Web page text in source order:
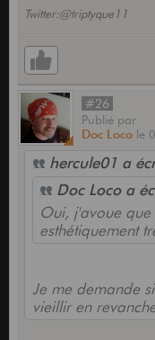
Twitter:@triptyque11
#26
Publié par
Doc Loco le
hercule01 a
Doc Loco a
Oui, j'avoue que
esthétiquement
Je me demande
vieillir en